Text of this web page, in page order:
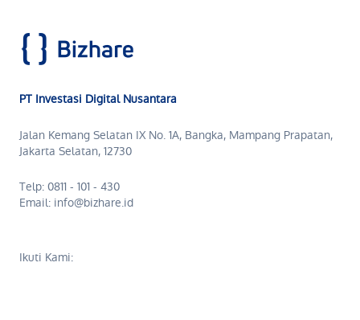
PT Investasi Digital Nusantara
Jalan Kemang Selatan IX No. 1A, Bangka, Mampang Prapatan,
Jakarta Selatan, 12730
Telp: 0811 - 101 - 430
Email: info@bizhare.id
Ikuti Kami: